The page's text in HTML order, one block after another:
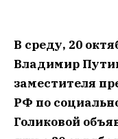
В среду, 20
Владимир
заместителя
РФ по
Голиковой